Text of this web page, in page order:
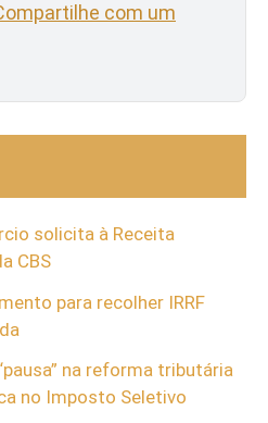
com um
solicita à Receita
CBS
para recolher IRRF
na reforma tributária
no Imposto Seletivo